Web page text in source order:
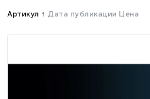
Итого к
Артикул Дата публикации Цена